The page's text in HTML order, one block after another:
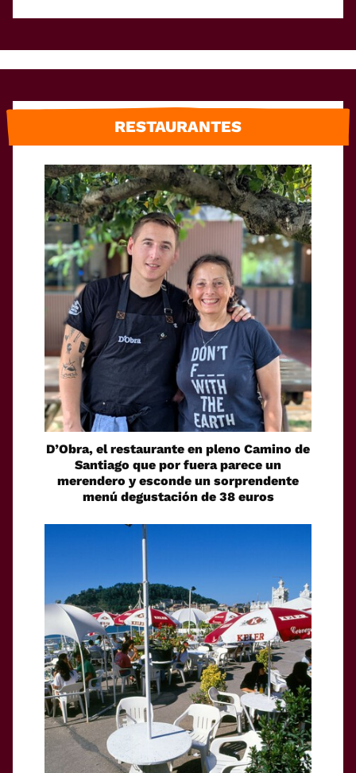
RESTAURANTES
D’Obra, el restaurante en pleno Camino de
Santiago que por fuera parece un
merendero y esconde un sorprendente
menú degustación de 38 euros